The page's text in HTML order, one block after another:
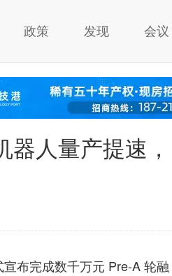
政策 发现 会议
人量产提速，
布完成数千万元 Pre-A 轮融